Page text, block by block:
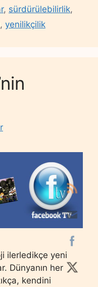
, sürdürülebilirlik,
, yenilikçilik
ilerledikçe yeni
Dünyanın her
kendini